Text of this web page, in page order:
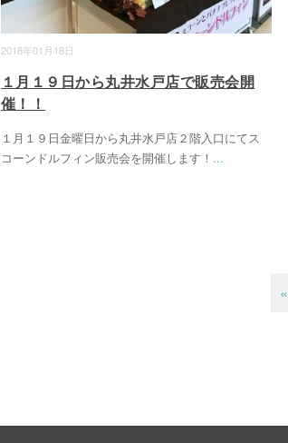
2018年01月18日
１月１９日から丸井水戸店で販売会開
催！！
１月１９日金曜日から丸井水戸店２階入口にてス
コーンドルフィン販売会を開催します！ ...
«